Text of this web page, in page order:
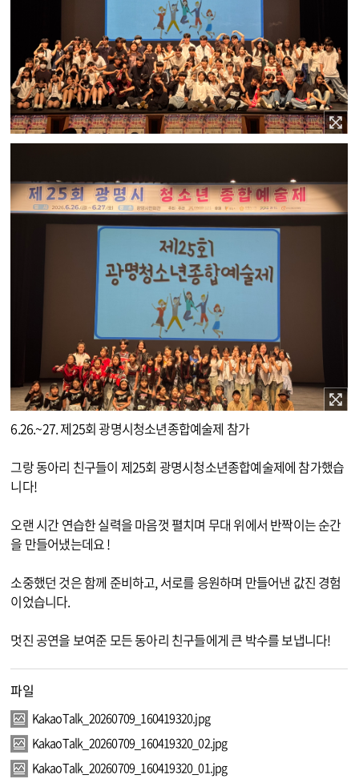
이미지 확대보기
이미지 확대보기
6.26.~27. 제25회 광명시청소년종합예술제 참가
그랑 동아리 친구들이 제25회 광명시청소년종합예술제에 참가했습
니다!
오랜 시간 연습한 실력을 마음껏 펼치며 무대 위에서 반짝이는 순간
을 만들어냈는데요 !
소중했던 것은 함께 준비하고, 서로를 응원하며 만들어낸 값진 경험
이었습니다.
멋진 공연을 보여준 모든 동아리 친구들에게 큰 박수를 보냅니다!
파일
KakaoTalk_20260709_160419320.jpg
KakaoTalk_20260709_160419320_02.jpg
KakaoTalk_20260709_160419320_01.jpg